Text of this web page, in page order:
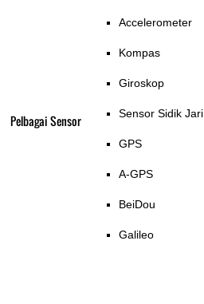
Pelbagai Sensor
Accelerometer
Kompas
Giroskop
Sensor Sidik Jari
GPS
A-GPS
BeiDou
Galileo